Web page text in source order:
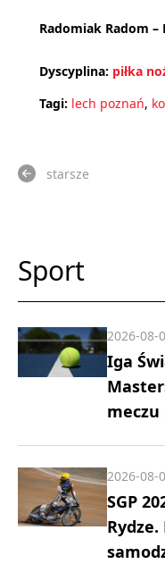
Radomiak Radom –
Dyscyplina: piłka
Tagi: lech poznań,
starsze
Sport
Iga
meczu
2026-08-
SGP
2026-08-